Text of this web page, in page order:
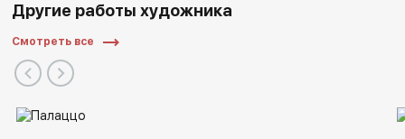
Персональные и групповые выставки художника:
2022 - V Международный Интерактивный Фестиваль
Другие работы художника
Смотреть все